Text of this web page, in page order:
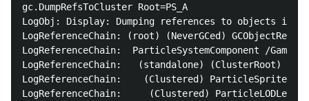
gc.DumpRefsToCluster Root=PS_A
LogObj: Display: Dumping references to objects in
LogReferenceChain: (root) (NeverGCed)
LogReferenceChain:  ParticleSystemComponent /Game/
LogReferenceChain:   (standalone) (ClusterRoot)
LogReferenceChain:    (Clustered)
LogReferenceChain:     (Clustered) ParticleLODLevel /